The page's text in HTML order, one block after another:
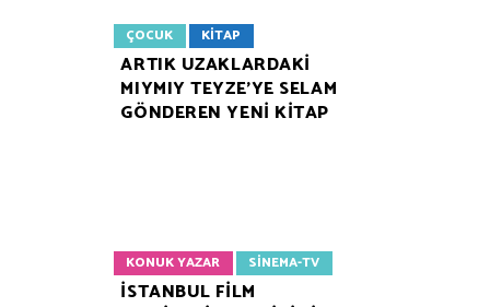
ÇOCUK KITAP
ARTIK UZAKLARDAKİ
MIYMIY TEYZE’YE SELAM
GÖNDEREN YENİ KİTAP
KONUK YAZAR SINEMA-TV
İSTANBUL FİLM